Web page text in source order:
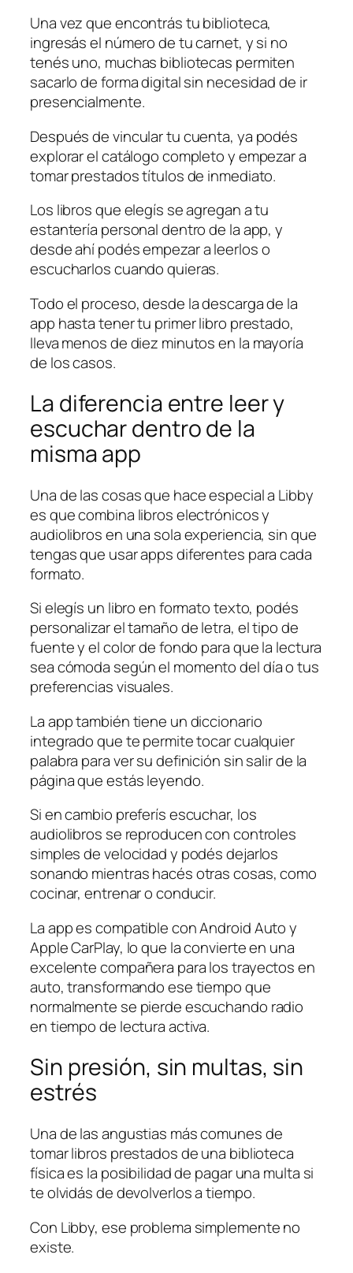
Una vez que encontrás tu biblioteca,
ingresás el número de tu carnet, y si no
tenés uno, muchas bibliotecas permiten
sacarlo de forma digital sin necesidad de ir
presencialmente.
Después de vincular tu cuenta, ya podés
explorar el catálogo completo y empezar a
tomar prestados títulos de inmediato.
Los libros que elegís se agregan a tu
estantería personal dentro de la app, y
desde ahí podés empezar a leerlos o
escucharlos cuando quieras.
Todo el proceso, desde la descarga de la
app hasta tener tu primer libro prestado,
lleva menos de diez minutos en la mayoría
de los casos.
La diferencia entre leer y
escuchar dentro de la
misma app
Una de las cosas que hace especial a Libby
es que combina libros electrónicos y
audiolibros en una sola experiencia, sin que
tengas que usar apps diferentes para cada
formato.
Si elegís un libro en formato texto, podés
personalizar el tamaño de letra, el tipo de
fuente y el color de fondo para que la lectura
sea cómoda según el momento del día o tus
preferencias visuales.
La app también tiene un diccionario
integrado que te permite tocar cualquier
palabra para ver su definición sin salir de la
página que estás leyendo.
Si en cambio preferís escuchar, los
audiolibros se reproducen con controles
simples de velocidad y podés dejarlos
sonando mientras hacés otras cosas, como
cocinar, entrenar o conducir.
La app es compatible con Android Auto y
Apple CarPlay, lo que la convierte en una
excelente compañera para los trayectos en
auto, transformando ese tiempo que
normalmente se pierde escuchando radio
en tiempo de lectura activa.
Sin presión, sin multas, sin
estrés
Una de las angustias más comunes de
tomar libros prestados de una biblioteca
física es la posibilidad de pagar una multa si
te olvidás de devolverlos a tiempo.
Con Libby, ese problema simplemente no
existe.